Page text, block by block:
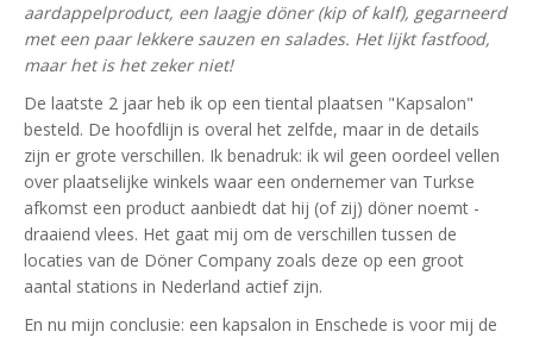
aardappelproduct, een laagje döner (kip of kalf), gegarneerd
met een paar lekkere sauzen en salades. Het lijkt fastfood,
maar het is het zeker niet!
De laatste 2 jaar heb ik op een tiental plaatsen "Kapsalon"
besteld. De hoofdlijn is overal het zelfde, maar in de details
zijn er grote verschillen. Ik benadruk: ik wil geen oordeel vellen
over plaatselijke winkels waar een ondernemer van Turkse
afkomst een product aanbiedt dat hij (of zij) döner noemt -
draaiend vlees. Het gaat mij om de verschillen tussen de
locaties van de Döner Company zoals deze op een groot
aantal stations in Nederland actief zijn.
En nu mijn conclusie: een kapsalon in Enschede is voor mij de